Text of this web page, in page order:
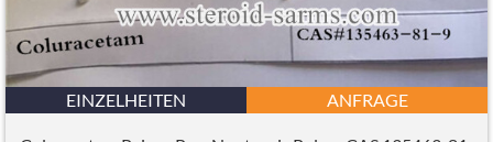
EINZELHEITEN ANFRAGE